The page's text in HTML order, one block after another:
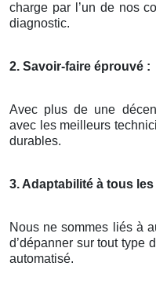
charge par l’un de nos
diagnostic.
2. Savoir-faire éprouvé :
Avec plus de une
avec les meilleurs
durables.
3. Adaptabilité à tous
Nous ne sommes liés à
d’dépanner sur tout type
automatisé.